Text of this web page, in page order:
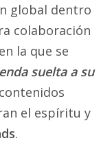
global dentro
colaboración
la que se
suelta a su
el espíritu y
.